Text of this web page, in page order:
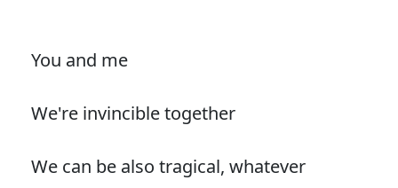
You and me
We're invincible together
We can be also tragical, whatever